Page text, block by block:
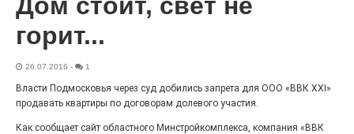
меняет облик.
горит...
26.07.2016 - 1
Власти Подмосковья через суд добились запрета для ООО «ВВК XXI»
продавать квартиры по договорам долевого участия.
Как сообщает сайт областного Минстройкомплекса, компания «ВВК